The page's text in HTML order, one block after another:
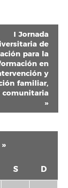
I Jornada
de
para la
en
y
familiar,
comunitaria
»
»
S D